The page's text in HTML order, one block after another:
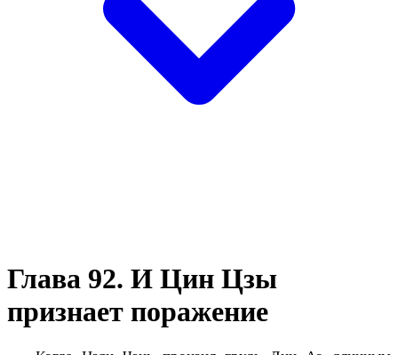
Глава 92. И Цин Цзы
признает поражение